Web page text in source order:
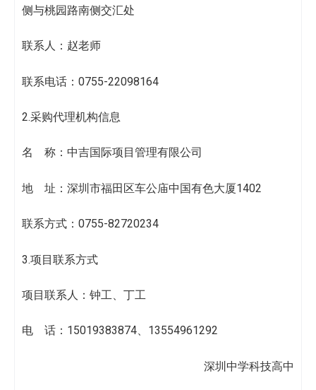
侧与桃园路南侧交汇处
联系人：赵老师
联系电话：0755-22098164
2.采购代理机构信息
名 称：中吉国际项目管理有限公司
地 址：深圳市福田区车公庙中国有色大厦1402
联系方式：0755-82720234
3.项目联系方式
项目联系人：钟工、丁工
电 话：15019383874、13554961292
深圳中学科技高中